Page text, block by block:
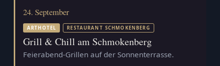
24. September
ARTHOTEL RESTAURANT SCHMOKENBERG
Grill & Chill am Schmokenberg
Feierabend-Grillen auf der Sonnenterrasse.